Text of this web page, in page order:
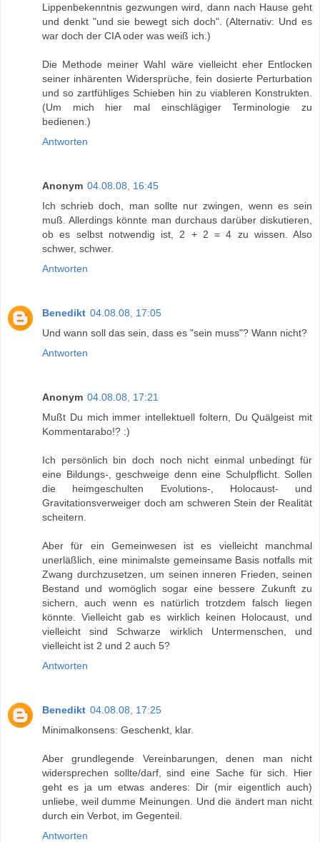
Lippenbekenntnis gezwungen wird, dann nach Hause geht
und denkt "und sie bewegt sich doch". (Alternativ: Und es
war doch der CIA oder was weiß ich.)
Die Methode meiner Wahl wäre vielleicht eher Entlocken
seiner inhärenten Widersprüche, fein dosierte Perturbation
und so zartfühliges Schieben hin zu viableren Konstrukten.
(Um mich hier mal einschlägiger Terminologie zu
bedienen.)
Antworten
Anonym 04.08.08, 16:45
Ich schrieb doch, man sollte nur zwingen, wenn es sein
muß. Allerdings könnte man durchaus darüber diskutieren,
ob es selbst notwendig ist, 2 + 2 = 4 zu wissen. Also
schwer, schwer.
Antworten
Benedikt 04.08.08, 17:05
Und wann soll das sein, dass es "sein muss"? Wann nicht?
Antworten
Anonym 04.08.08, 17:21
Mußt Du mich immer intellektuell foltern, Du Quälgeist mit
Kommentarabo!? :)
Ich persönlich bin doch noch nicht einmal unbedingt für
eine Bildungs-, geschweige denn eine Schulpflicht. Sollen
die heimgeschulten Evolutions-, Holocaust- und
Gravitationsverweiger doch am schweren Stein der Realität
scheitern.
Aber für ein Gemeinwesen ist es vielleicht manchmal
unerläßlich, eine minimalste gemeinsame Basis notfalls mit
Zwang durchzusetzen, um seinen inneren Frieden, seinen
Bestand und womöglich sogar eine bessere Zukunft zu
sichern, auch wenn es natürlich trotzdem falsch liegen
könnte. Vielleicht gab es wirklich keinen Holocaust, und
vielleicht sind Schwarze wirklich Untermenschen, und
vielleicht ist 2 und 2 auch 5?
Antworten
Benedikt 04.08.08, 17:25
Minimalkonsens: Geschenkt, klar.
Aber grundlegende Vereinbarungen, denen man nicht
widersprechen sollte/darf, sind eine Sache für sich. Hier
geht es ja um etwas anderes: Dir (mir eigentlich auch)
unliebe, weil dumme Meinungen. Und die ändert man nicht
durch ein Verbot, im Gegenteil.
Antworten